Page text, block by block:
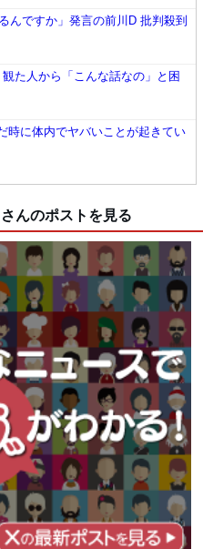
んですか」発言の前川D 批判殺到
た人から「こんな話なの」と困
時に体内でヤバいことが起きてい
んのポストを見る